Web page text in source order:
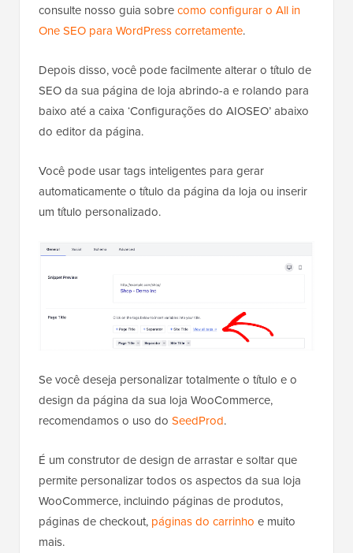
consulte nosso guia sobrecomo configurar o All in
One SEO para WordPress corretamente.
Depois disso, você pode facilmente alterar o título de
SEO da sua página de loja abrindo-a e rolando para
baixo até a caixa ‘Configurações do AIOSEO’ abaixo
do editor da página.
Você pode usar tags inteligentes para gerar
automaticamente o título da página da loja ou inserir
um título personalizado.
Se você deseja personalizar totalmente o título e o
design da página da sua loja WooCommerce,
recomendamos o uso do SeedProd.
É um construtor de design de arrastar e soltar que
permite personalizar todos os aspectos da sua loja
WooCommerce, incluindo páginas de produtos,
páginas de checkout, páginas do carrinho e muito
mais.